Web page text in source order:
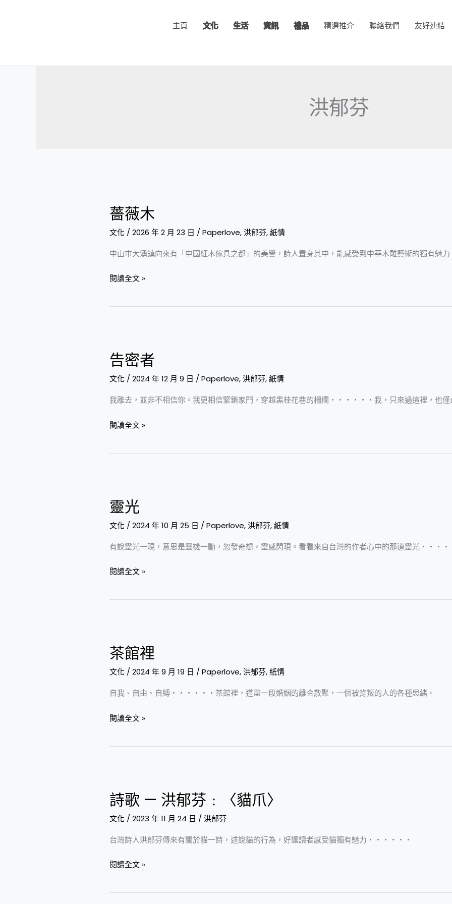
主頁 文化 生活 資訊 禮品 精選推介 聯絡我們 友好連結
洪郁芬
薔薇木
文化 /2026 年 2 月 23 日 /Paperlove,洪郁芬,紙情
中山市大湧鎮向來有「中國紅木傢具之都」的美譽，詩人置身其中，能感受到中華木雕藝術的獨
木
閱讀全文 »
告密者
文化 / 2024 年 12 月 9 日 / Paperlove,洪郁芬,紙情
我離去，並非不相信你。我更相信緊鎖家門，穿越黑桂花巷的柵欄‧‧‧‧‧‧我，只來過這裡，也僅
者
閱讀全文 »
靈光
文化 /2024 年 10 月 25 日 /Paperlove,洪郁芬,紙情
有說靈光一現，意思是靈機一動，忽發奇想，靈感閃現。看看來自台灣的作者心中的那道靈光
閱讀全文 »
茶館裡
文化 / 2024 年 9 月 19 日 / Paperlove,洪郁芬,紙情
自我、自由、自縛‧‧‧‧‧‧茶館裡，道盡一段婚姻的離合散聚，一個被背叛的人的各種思緒。
裡
閱讀全文 »
詩歌 — 洪郁芬﹕〈貓爪〉
文化 /2023 年 11 月 24 日 /洪郁芬
台灣詩人洪郁芬傳來有關於貓一詩，述說貓的行為，好讓讀者感受貓獨有魅力‧‧‧‧‧‧
—
洪
芬﹕
爪〉
閱讀全文 »